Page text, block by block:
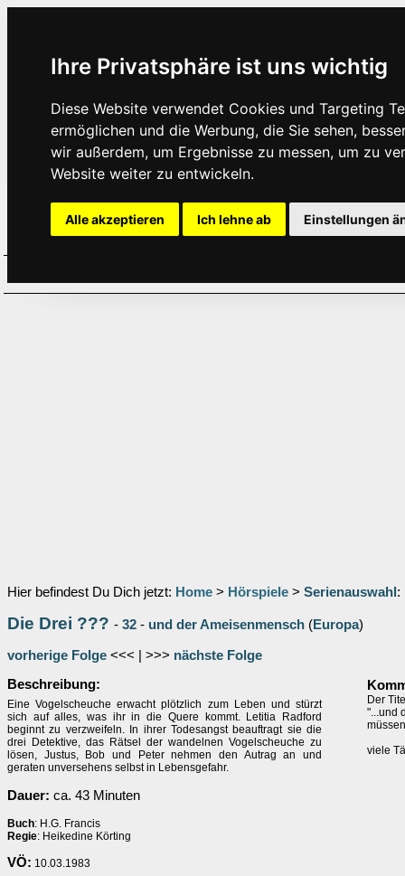
Ihre Privatsphäre ist uns wichtig
Diese Website verwendet Cookies und Targeting
ermöglichen und die Werbung, die Sie sehen,
wir außerdem, um Ergebnisse zu messen, um zu
Website weiter zu entwickeln.
Alle akzeptieren Ich lehne ab Einstellungen
Hier befindest Du Dich jetzt: Home > Hörspiele > Serienauswahl :
Die Drei ??? - 32 - und der Ameisenmensch (Europa)
vorherige Folge <<< | >>> nächste Folge
Beschreibung:
Eine Vogelscheuche erwacht plötzlich zum Leben und stürzt
sich auf alles, was ihr in die Quere kommt. Letitia Radford
beginnt zu verzweifeln. In ihrer Todesangst beauftragt sie die
drei Detektive, das Rätsel der wandelnen Vogelscheuche zu
lösen, Justus, Bob und Peter nehmen den Autrag an und
geraten unversehens selbst in Lebensgefahr.
Dauer: ca. 43 Minuten
Buch: H.G. Francis
Regie: Heikedine Körting
VÖ: 10.03.1983
Der
"...und
viele